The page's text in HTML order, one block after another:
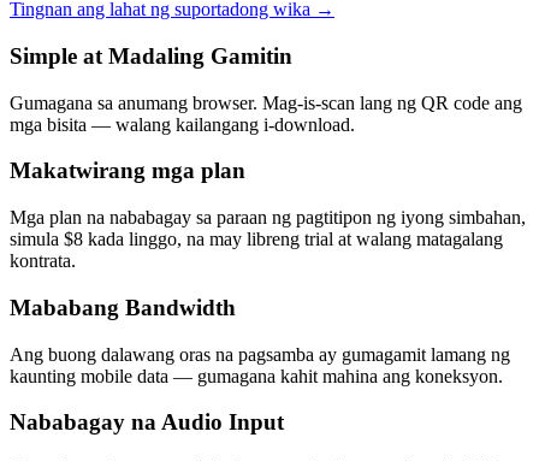
Tingnan ang lahat ng suportadong wika →
Simple at Madaling Gamitin
Gumagana sa anumang browser. Mag-is-scan lang ng QR code ang
mga bisita — walang kailangang i-download.
Makatwirang mga plan
Mga plan na nababagay sa paraan ng pagtitipon ng iyong simbahan,
simula $8 kada linggo, na may libreng trial at walang matagalang
kontrata.
Mababang Bandwidth
Ang buong dalawang oras na pagsamba ay gumagamit lamang ng
kaunting mobile data — gumagana kahit mahina ang koneksyon.
Nababagay na Audio Input